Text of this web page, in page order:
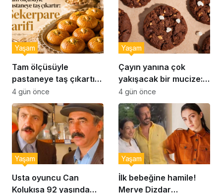
Tam ölçüsüyle
pastaneye taş çıkartır:
Şekerpare tarifi
Yaşam
4 gün önce
Çayın yanına çok
yakışacak bir mucize:
Brownie tadında ıslak
kurabiye tarifi…
Yaşam
4 gün önce
Usta oyuncu Can
Kolukısa 92 yaşında
Yaşam
İlk bebeğine hamile!
Merve Dizdar
Yaşam